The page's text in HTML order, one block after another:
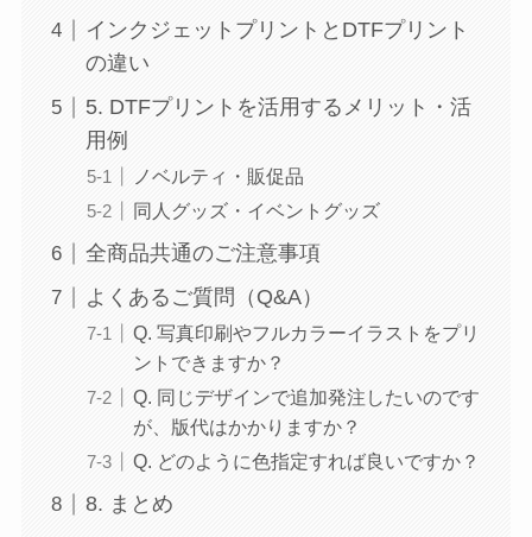
インクジェットプリントとDTFプリント
の違い
5. DTFプリントを活用するメリット・活
用例
ノベルティ・販促品
同人グッズ・イベントグッズ
全商品共通のご注意事項
よくあるご質問（Q&A）
Q. 写真印刷やフルカラーイラストをプリ
ントできますか？
Q. 同じデザインで追加発注したいのです
が、版代はかかりますか？
Q. どのように色指定すれば良いですか？
8. まとめ